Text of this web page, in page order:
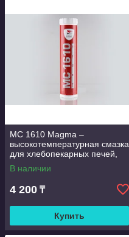
МС 1610 Magma –
высокотемпературная смазка
для хлебопекарных печей,
картридж 400 мл
В наличии
4 200 ₸
Купить